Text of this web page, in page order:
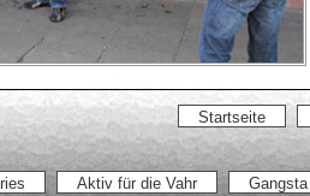
Startseite
Aktiv für die Vahr Gangsta